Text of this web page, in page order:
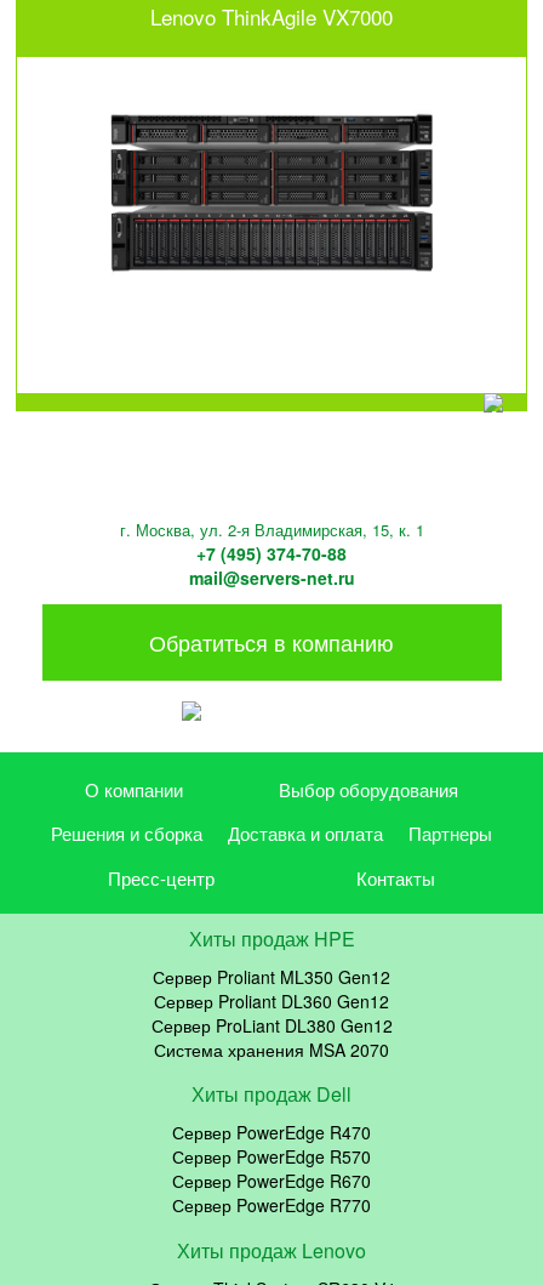
Lenovo ThinkAgile VX7000
г. Москва, ул. 2-я Владимирская, 15, к. 1
+7 (495) 374-70-88
mail@servers-net.ru
Обратиться в компанию
О компании
Выбор оборудования
Решения и сборка
Доставка и оплата
Партнеры
Пресс-центр
Контакты
Хиты продаж HPE
Сервер Proliant ML350 Gen12
Сервер Proliant DL360 Gen12
Сервер ProLiant DL380 Gen12
Система хранения MSA 2070
Хиты продаж Dell
Сервер PowerEdge R470
Сервер PowerEdge R570
Сервер PowerEdge R670
Сервер PowerEdge R770
Хиты продаж Lenovo